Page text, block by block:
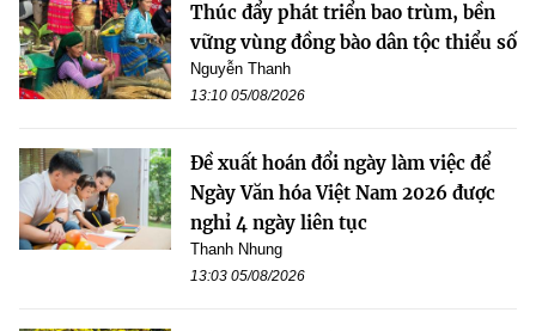
Thúc đẩy phát triển bao trùm, bền
vững vùng đồng bào dân tộc thiểu số
Nguyễn Thanh
13:10 05/08/2026
Đề xuất hoán đổi ngày làm việc để
Ngày Văn hóa Việt Nam 2026 được
nghỉ 4 ngày liên tục
Thanh Nhung
13:03 05/08/2026